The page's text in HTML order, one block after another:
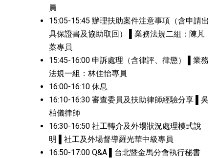
員
15:05-15:45 辦理扶助案件注意事項（含申請出
具保證書及協助取回） ▌業務法規二組：陳芃
蓁專員
15:45-16:00 申訴處理（含律評、律懲） ▌業務
法規一組：林佳怡專員
16:00-16:10 休息
16:10-16:30 審查委員及扶助律師經驗分享 ▌吳
柏儀律師
16:30-16:50 社工轉介及外場狀況處理模式說
明 ▌社工及外場督導羅光華中級專員
16:50-17:00 Q&A ▌台北暨金馬分會執行秘書